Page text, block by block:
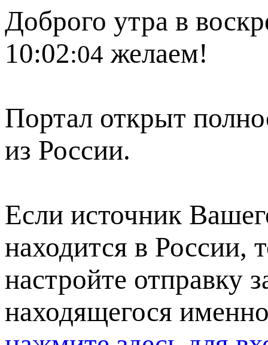
Доброго утра в
10:02:04 желаем!
Портал открыт
из России.
Если источник
находится в России,
настройте отправку
находящегося